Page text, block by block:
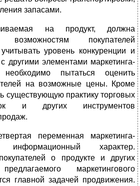
запасами.
на продукт, должна
возможностям покупателей
уровень конкуренции и
другими элементами маркетинга-
пытаться оценить
на возможные цены. Кроме
существующую практику торговых
и других инструментов
переменная маркетинга-
характер.
о продукте и других
маркетингового
главной задачей продвижения.